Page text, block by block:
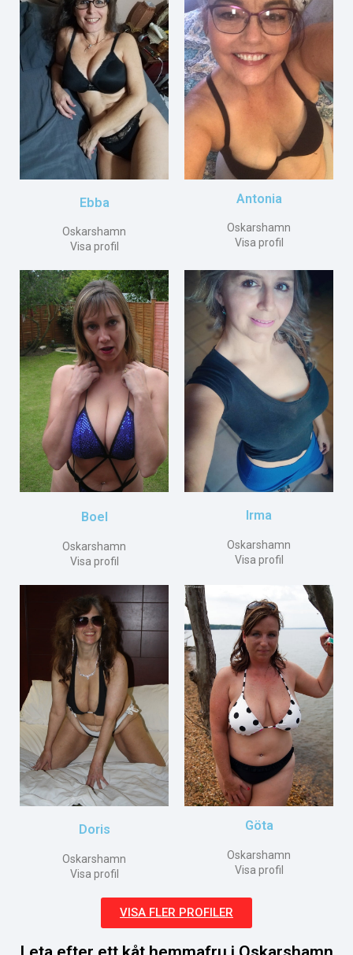
Ebba
Oskarshamn
Visa profil
Antonia
Oskarshamn
Visa profil
Boel
Oskarshamn
Visa profil
Irma
Oskarshamn
Visa profil
Doris
Oskarshamn
Visa profil
Göta
Oskarshamn
Visa profil
VISA FLER PROFILER